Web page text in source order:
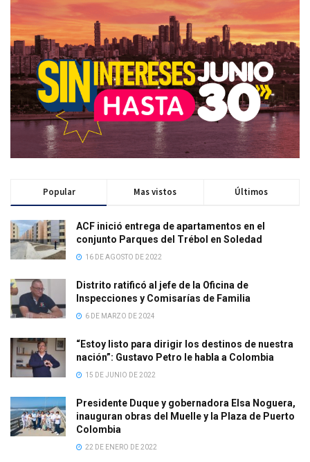
Popular Mas vistos Últimos
ACF inició entrega de apartamentos en el
conjunto Parques del Trébol en Soledad
16 DE AGOSTO DE 2022
Distrito ratificó al jefe de la Oficina de
Inspecciones y Comisarías de Familia
6 DE MARZO DE 2024
“Estoy listo para dirigir los destinos de nuestra
nación”: Gustavo Petro le habla a Colombia
15 DE JUNIO DE 2022
Presidente Duque y gobernadora Elsa Noguera,
inauguran obras del Muelle y la Plaza de Puerto
Colombia
22 DE ENERO DE 2022